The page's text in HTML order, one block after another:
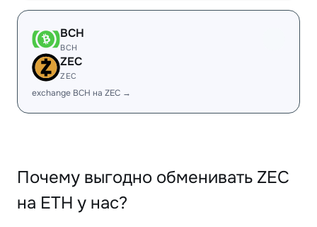
BCH
BCH
ZEC
ZEC
exchange BCH на ZEC →
Почему выгодно обменивать ZEC
на ETH у нас?